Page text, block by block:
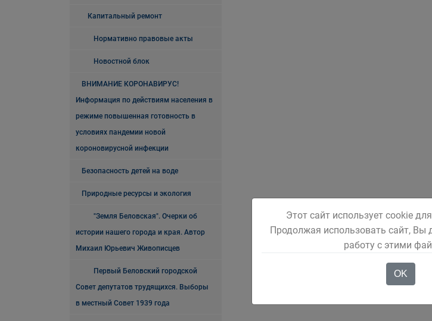
Капитальный ремонт
Нормативно правовые акты
Новостной блок
ВНИМАНИЕ КОРОНАВИРУС!
Информация по действиям населения в
режиме повышенная готовность в
условиях пандемии новой
короновирусной инфекции
Безопасность детей на воде
Природные ресурсы и экология
"Земля Беловская". Очерки об
истории нашего города и края. Автор
Михаил Юрьевич Живописцев
Первый Беловский городской
Совет депутатов трудящихся. Выборы
в местный Совет 1939 года
Этот сайт использует cookie
Продолжая использовать сайт, Вы
работу с этими
OK